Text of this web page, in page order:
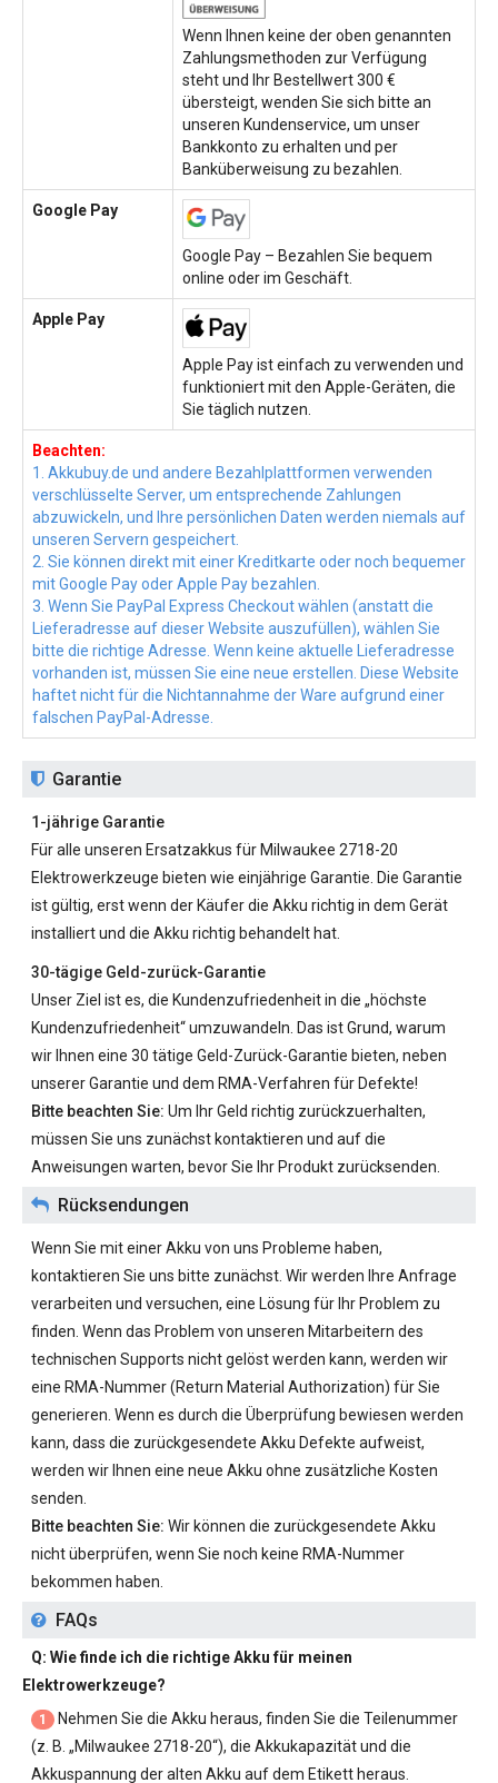
Wenn Ihnen keine der oben genannten
Zahlungsmethoden zur Verfügung
steht und Ihr Bestellwert 300 €
übersteigt, wenden Sie sich bitte an
unseren Kundenservice, um unser
Bankkonto zu erhalten und per
Banküberweisung zu bezahlen.
Google Pay
Google Pay – Bezahlen Sie bequem
online oder im Geschäft.
Apple Pay
Apple Pay ist einfach zu verwenden und
funktioniert mit den Apple-Geräten, die
Sie täglich nutzen.
Beachten:
1. Akkubuy.de und andere Bezahlplattformen verwenden
verschlüsselte Server, um entsprechende Zahlungen
abzuwickeln, und Ihre persönlichen Daten werden niemals auf
unseren Servern gespeichert.
2. Sie können direkt mit einer Kreditkarte oder noch bequemer
mit Google Pay oder Apple Pay bezahlen.
3. Wenn Sie PayPal Express Checkout wählen (anstatt die
Lieferadresse auf dieser Website auszufüllen), wählen Sie
bitte die richtige Adresse. Wenn keine aktuelle Lieferadresse
vorhanden ist, müssen Sie eine neue erstellen. Diese Website
haftet nicht für die Nichtannahme der Ware aufgrund einer
falschen PayPal-Adresse.
Garantie
1-jährige Garantie
Für alle unseren Ersatzakkus für Milwaukee 2718-20
Elektrowerkzeuge bieten wie einjährige Garantie. Die Garantie
ist gültig, erst wenn der Käufer die Akku richtig in dem Gerät
installiert und die Akku richtig behandelt hat.
30-tägige Geld-zurück-Garantie
Unser Ziel ist es, die Kundenzufriedenheit in die „höchste
Kundenzufriedenheit“ umzuwandeln. Das ist Grund, warum
wir Ihnen eine 30 tätige Geld-Zurück-Garantie bieten, neben
unserer Garantie und dem RMA-Verfahren für Defekte!
Bitte beachten Sie: Um Ihr Geld richtig zurückzuerhalten,
müssen Sie uns zunächst kontaktieren und auf die
Anweisungen warten, bevor Sie Ihr Produkt zurücksenden.
Rücksendungen
Wenn Sie mit einer Akku von uns Probleme haben,
kontaktieren Sie uns bitte zunächst. Wir werden Ihre Anfrage
verarbeiten und versuchen, eine Lösung für Ihr Problem zu
finden. Wenn das Problem von unseren Mitarbeitern des
technischen Supports nicht gelöst werden kann, werden wir
eine RMA-Nummer (Return Material Authorization) für Sie
generieren. Wenn es durch die Überprüfung bewiesen werden
kann, dass die zurückgesendete Akku Defekte aufweist,
werden wir Ihnen eine neue Akku ohne zusätzliche Kosten
senden.
Bitte beachten Sie: Wir können die zurückgesendete Akku
nicht überprüfen, wenn Sie noch keine RMA-Nummer
bekommen haben.
FAQs
Q: Wie finde ich die richtige Akku für meinen
Elektrowerkzeuge?
1
Nehmen Sie die Akku heraus, finden Sie die Teilenummer
(z. B. „Milwaukee 2718-20“), die Akkukapazität und die
Akkuspannung der alten Akku auf dem Etikett heraus.